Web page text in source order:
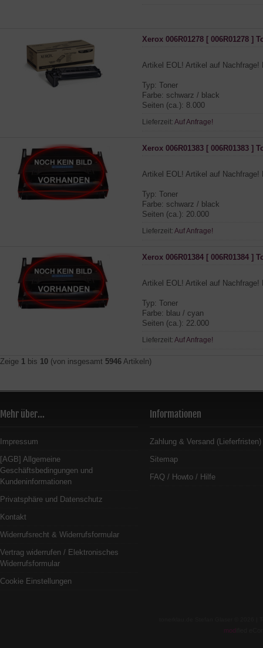
Xerox 006R01278 [ 006R01278 ]
Artikel EOL! Artikel auf Nachfrage!
Typ: Toner
Farbe: schwarz / black
Seiten (ca.): 8.000
Lieferzeit: Auf Anfrage!
Xerox 006R01383 [ 006R01383 ]
Artikel EOL! Artikel auf Nachfrage!
Typ: Toner
Farbe: schwarz / black
Seiten (ca.): 20.000
Lieferzeit: Auf Anfrage!
Xerox 006R01384 [ 006R01384 ]
Artikel EOL! Artikel auf Nachfrage!
Typ: Toner
Farbe: blau / cyan
Seiten (ca.): 22.000
Lieferzeit: Auf Anfrage!
Zeige 1 bis 10 (von insgesamt 5946 Artikeln)
Mehr über...
Impressum
[AGB] Allgemeine
Geschäftsbedingungen und
Kundeninformationen
Privatsphäre und Datenschutz
Kontakt
Widerrufsrecht & Widerrufsformular
Vertrag widerrufen / Elektronisches
Widerrufsformular
Cookie Einstellungen
Informationen
Zahlung & Versand (Lieferfristen)
Sitemap
FAQ / Howto / Hilfe
mod